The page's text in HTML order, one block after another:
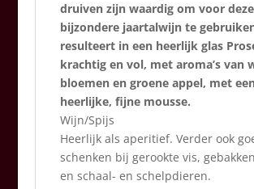
druiven zijn waardig om voor deze
bijzondere jaartalwijn te
resulteert in een heerlijk glas
krachtig en vol, met aroma’s van
bloemen en groene appel, met
heerlijke, fijne mousse.
Wijn/Spijs
Heerlijk als aperitief. Verder ook
schenken bij gerookte vis,
en schaal- en schelpdieren.